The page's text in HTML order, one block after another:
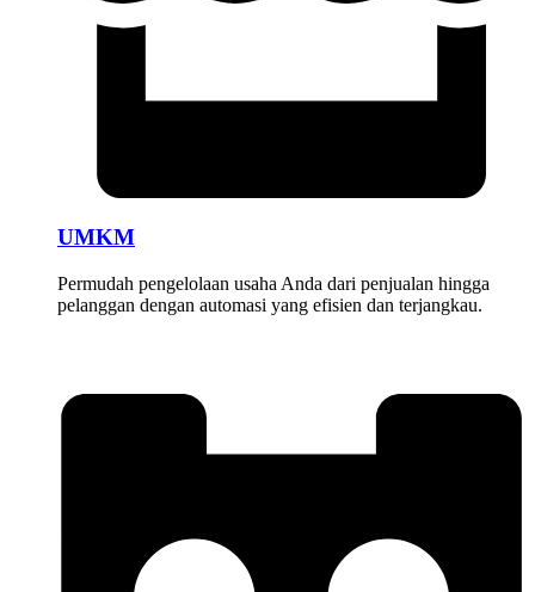
UMKM
Permudah pengelolaan usaha Anda dari penjualan hingga
pelanggan dengan automasi yang efisien dan terjangkau.